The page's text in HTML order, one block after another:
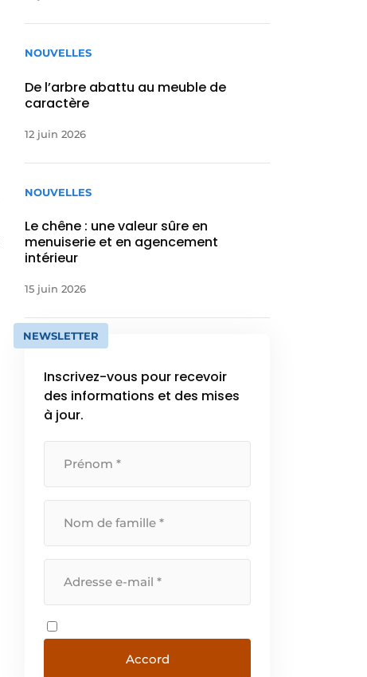
NOUVELLES
De l’arbre abattu au meuble de
caractère
12 juin 2026
NOUVELLES
Le chêne : une valeur sûre en
menuiserie et en agencement
intérieur
15 juin 2026
NEWSLETTER
Inscrivez-vous pour recevoir
des informations et des mises
à jour.
Accord